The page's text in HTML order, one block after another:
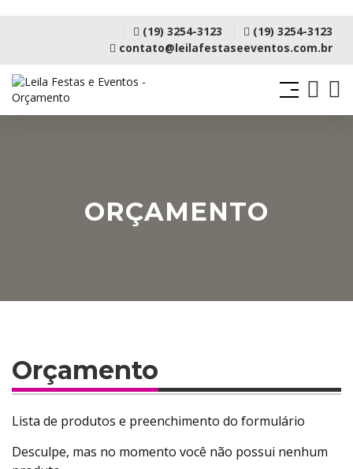
(19) 3254-3123
(19) 3254-3123
contato@leilafestaseeventos.com.br
ORÇAMENTO
Orçamento
Lista de produtos e preenchimento do formulário
Desculpe, mas no momento você não possui nenhum